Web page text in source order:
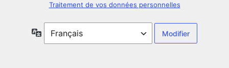
Traitement de vos données personnelles
Langue